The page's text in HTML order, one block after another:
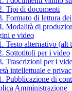
Tipi di documenti
Formato di lettura
Modalità di
e video
Testo alternativo (alt
Sottotitoli per i video
Trascrizioni per i
intellettuale e
Pubblicazione di
Amministrazione